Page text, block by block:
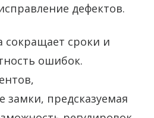
дефектов.
сокращает сроки и
ошибок.
предсказуемая